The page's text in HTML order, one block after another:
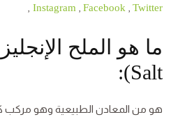
Instagram Facebook Twitter
Salt):
هو من المعادن الطبيعية وهو مركب